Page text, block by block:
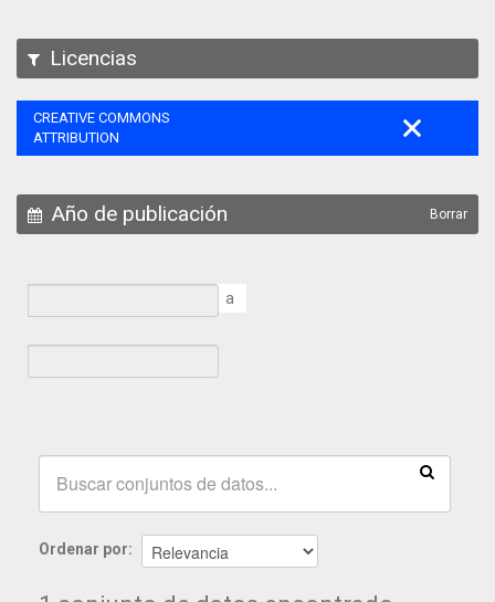
Licencias
CREATIVE COMMONS
ATTRIBUTION
Año de publicación Borrar
a
Ordenar por